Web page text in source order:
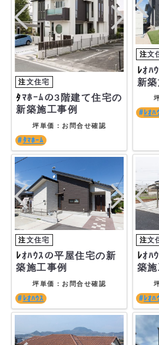
ﾀﾏﾎｰﾑの3階建て住宅の
新築施工事例
坪単価：お問合せ確認
ﾀﾏﾎｰﾑ
ﾚｵﾊｳｽのﾛｰｺｽﾄ住宅の
新
ﾚｵﾊ
ﾚｵﾊｳｽの平屋住宅の新
築施工事例
坪単価：お問合せ確認
ﾚｵﾊｳｽ
ﾚｵﾊｳｽの平屋住宅の新
築施
ﾚｵﾊ